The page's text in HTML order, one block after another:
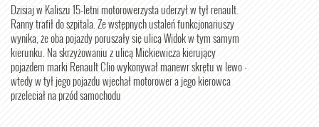
Dzisiaj w Kaliszu 15-letni motorowerzysta uderzył w tył renault.
Ranny trafił do szpitala. Ze wstępnych ustaleń funkcjonariuszy
wynika, że oba pojazdy poruszały się ulicą Widok w tym samym
kierunku. Na skrzyżowaniu z ulicą Mickiewicza kierujący
pojazdem marki Renault Clio wykonywał manewr skrętu w lewo -
wtedy w tył jego pojazdu wjechał motorower a jego kierowca
przeleciał na przód samochodu